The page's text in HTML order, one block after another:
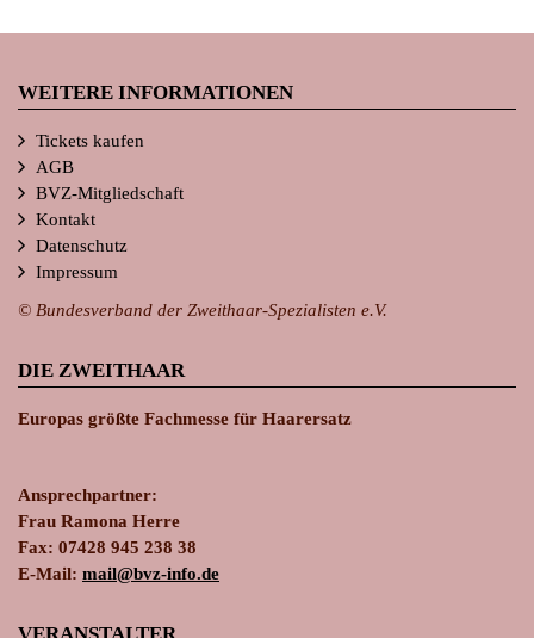
WEITERE INFORMATIONEN
Tickets kaufen
AGB
BVZ-Mitgliedschaft
Kontakt
Datenschutz
Impressum
© Bundesverband der Zweithaar-Spezialisten e.V.
DIE ZWEITHAAR
Europas größte Fachmesse für Haarersatz
Ansprechpartner:
Frau Ramona Herre
Fax: 07428 945 238 38
E-Mail: mail@bvz-info.de